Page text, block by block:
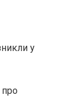
у